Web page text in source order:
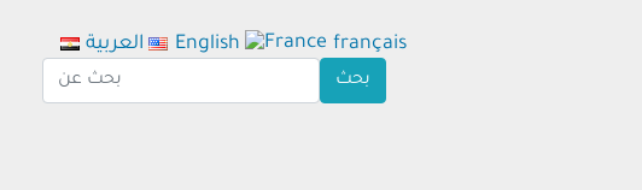
العربية English français